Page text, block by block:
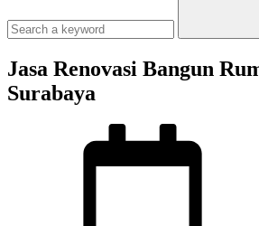
Jasa Renovasi Bangun
Surabaya